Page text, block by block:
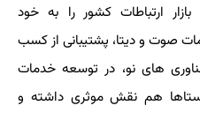
ارتباطات کشور را به خود
صوت و دیتا، پشتیبانی از کسب
های نو، در توسعه خدمات
هم نقش موثری داشته و